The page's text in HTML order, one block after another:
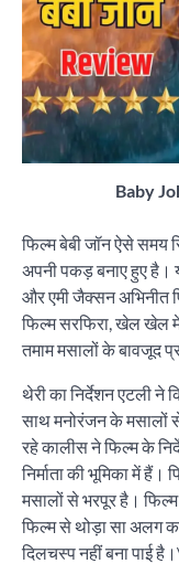
Baby
फिल्‍म बेबी जॉन ऐसे समय
अपनी पकड़ बनाए हुए है।
और एमी जैक्‍सन अभिनीत
फिल्‍म सरफिरा, खेल खेल
तमाम मसालों के बावजूद
थेरी का निर्देशन एटली ने
साथ मनोरंजन के मसालों
रहे कालीस ने फिल्‍म के
निर्माता की भूमिका में हैं।
मसालों से भरपूर है।
फिल्‍म से थोड़ा सा अलग
दिलचस्‍प नहीं बना पाई